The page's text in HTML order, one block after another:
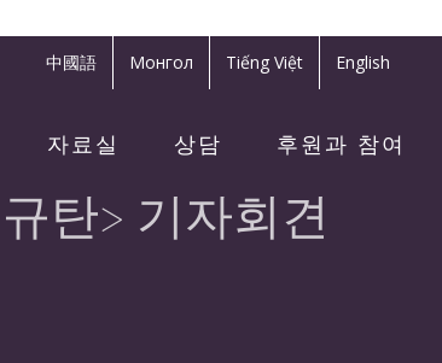
中國語 Монгол Tiếng Việt English
자료실 상담 후원과 참여
탄> 기자회견